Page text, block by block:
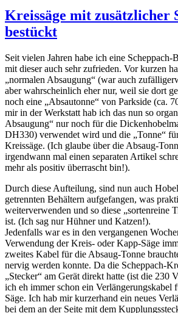
Kreissäge mit zusätzlicher
bestückt
Seit vielen Jahren habe ich eine Scheppach-
mit dieser auch sehr zufrieden. Vor kurzen
„normalen Absaugung“ (war auch
aber wahrscheinlich eher nur, weil sie dort
noch eine „Absautonne“ von Parkside (ca.
mir in der Werkstatt hab ich das nun so
Absaugung“ nur noch für die
DH330) verwendet wird und die „Tonne“
Kreissäge. (Ich glaube über die Absaug-
irgendwann mal einen separaten Artikel
mehr als positiv überrascht bin!).
Durch diese Aufteilung, sind nun auch
getrennten Behältern aufgefangen, was
weiterverwenden und so diese „sortenreine
ist. (Ich sag nur Hühner und Katzen!).
Jedenfalls war es in den vergangenen
Verwendung der Kreis- oder Kapp-Säge
zweites Kabel für die Absaug-Tonne
nervig werden konnte. Da die Scheppach-
„Stecker“ am Gerät direkt hatte (ist die 230
ich eh immer schon ein Verlängerungskabel
Säge. Ich hab mir kurzerhand ein neues
bei dem an der Seite mit dem